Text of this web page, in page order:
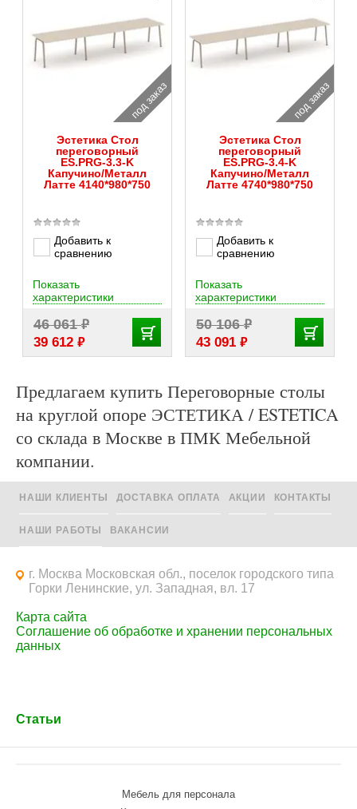
под заказ
Эстетика Стол
переговорный
ES.PRG-3.3-K
Капучино/Металл
Латте 4140*980*750
Добавить к
сравнению
46 061₽
39 612 ₽
Показать
характеристики
под заказ
Эстетика Стол
переговорный
ES.PRG-3.4-K
Капучино/Металл
Латте 4740*980*750
Добавить к
сравнению
50 106₽
43 091 ₽
Показать
характеристики
Предлагаем купить Переговорные столы
на круглой опоре ЭСТЕТИКА / ESTETICA
со склада в Москве в ПМК Мебельной
компании.
НАШИ КЛИЕНТЫ ДОСТАВКА ОПЛАТА АКЦИИ КОНТАКТЫ
НАШИ РАБОТЫ ВАКАНСИИ
Статьи
г. Москва Московская обл., поселок городского типа
Горки Ленинские, ул. Западная, вл. 17
Карта сайта
Соглашение об обработке и хранении персональных
данных
Мебель для персонала